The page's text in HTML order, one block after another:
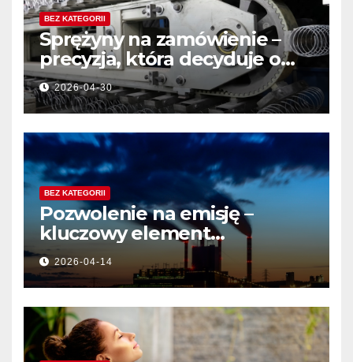
BEZ KATEGORII
Sprężyny na zamówienie –
precyzja, która decyduje o
jakości produktu
2026-04-30
BEZ KATEGORII
Pozwolenie na emisję –
kluczowy element
działalności przemysłowej
2026-04-14